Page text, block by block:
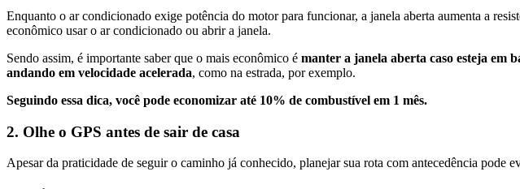
Enquanto o ar condicionado exige potência do motor para funcionar, a janela aberta aumenta a
econômico usar o ar condicionado ou abrir a janela.
Sendo assim, é importante saber que o mais econômico é manter a janela aberta caso esteja em
andando em velocidade acelerada, como na estrada, por exemplo.
Seguindo essa dica, você pode economizar até 10% de combustível em 1 mês.
2. Olhe o GPS antes de sair de casa
Apesar da praticidade de seguir o caminho já conhecido, planejar sua rota com antecedência